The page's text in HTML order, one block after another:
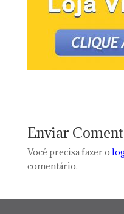
Enviar
Você precisa fazer o
comentário.